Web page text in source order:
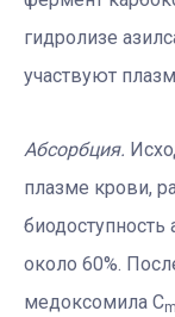
гидролизе
участвуют
Абсорбция.
плазме крови,
биодоступность
около 60%.
медоксомила C